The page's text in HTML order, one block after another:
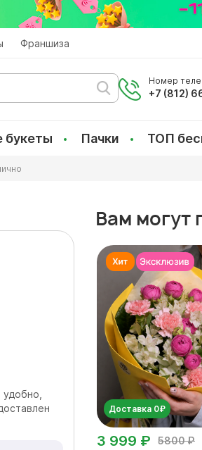
Франшиза
Номер
+7 (812)
букеты Пачки ТОП
Вам могут
Доставка 0₽
5800 ₽
3 999 ₽